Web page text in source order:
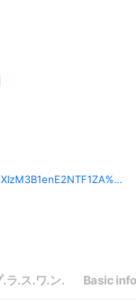
ります。）
www.instagram.com/sv.plus_one?igsh=MXIzM3B1enE2NTF1ZA%3D%3D&utm_source=qr
.ラ.ス.ワ.ン. Basic info